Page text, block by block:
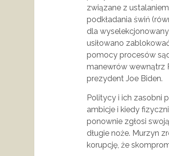
związane z
podkładania świń
dla
usiłowano
pomocy procesów
manewrów wewnątrz
prezydent Joe Biden.
Politycy i ich zasobni
ambicje i kiedy
ponownie zgłosi
długie noże. Murzyn
korupcję, że